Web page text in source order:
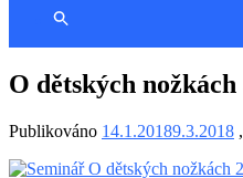
O dětských nožkách
Publikováno 14.1.20189.3.2018